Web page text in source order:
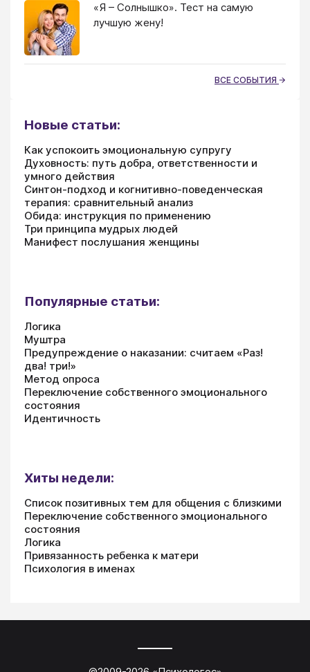
«Я – Солнышко». Тест на самую
лучшую жену!
ВСЕ СОБЫТИЯ
Новые статьи:
Как успокоить эмоциональную супругу
Духовность: путь добра, ответственности и
умного действия
Синтон-подход и когнитивно-поведенческая
терапия: сравнительный анализ
Обида: инструкция по применению
Три принципа мудрых людей
Манифест послушания женщины
Популярные статьи:
Логика
Муштра
Предупреждение о наказании: считаем «Раз!
два! три!»
Метод опроса
Переключение собственного эмоционального
состояния
Идентичность
Хиты недели:
Список позитивных тем для общения с близкими
Переключение собственного эмоционального
состояния
Логика
Привязанность ребенка к матери
Психология в именах